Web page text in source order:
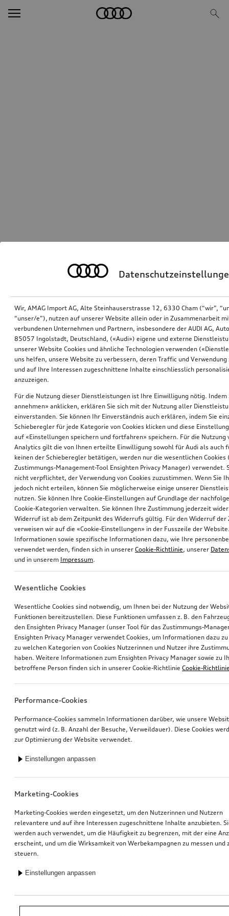
*Unverbindliche Preisempfehlung der Importeurin AMAG Import AG. Inkl.
gesetzlicher MwSt. Preise beim Audi Partner können abweichen; weitere
Wir, AMAG Import AG, Alte Steinhauserstrasse 12, 6330 Cham (“wir”,
“unser/e”), nutzen auf unserer Website allein oder in Zusammenarbeit
verbundenen Unternehmen und Partnern, insbesondere der AUDI AG,
85057 Ingolstadt, Deutschland, («Audi») eigene und externe
unserer Website Cookies und ähnliche Technologien verwenden
uns helfen, unsere Website zu verbessern, deren Traffic und Verwendung
und auf Ihre Interessen zugeschnittene Inhalte einschliesslich
anzuzeigen.
Für die Nutzung dieser Dienstleistungen ist Ihre Einwilligung nötig. Indem
annehmen» anklicken, erklären Sie sich mit der Nutzung aller
einverstanden. Sie können Ihr Einverständnis auch erklären, indem Sie
Schieberegler für jede Kategorie von Cookies klicken und diese
auf «Einstellungen speichern und fortfahren» speichern. Für die Nutzung
Analytics gilt die von Ihnen erteilte Einwilligung sowohl für Audi als auch
keinen der Schieberegler betätigen, werden nur die wesentlichen Cookies
Zustimmungs-Management-Tool Ensighten Privacy Manager) verwendet.
nicht verpflichtet, der Verwendung von Cookies zuzustimmen. Wenn Sie
jedoch nicht erteilen, können Sie möglicherweise einige unserer
nutzen. Sie können Ihre Cookie-Einstellungen auf Grundlage der
Cookie-Kategorien verwalten. Sie können Ihre Zustimmung jederzeit
Widerruf ist ab dem Zeitpunkt des Widerrufs gültig. Für den Widerruf der
verweisen wir auf die «Cookie-Einstellungen» in der Fusszeile der
Informationen sowie spezifische Informationen dazu, wie Ihre
verwendet werden, finden sich in unserer Cookie-Richtlinie, unserer
und in unserem Impressum.
Wesentliche Cookies
Wesentliche Cookies sind notwendig, um Ihnen bei der Nutzung der
Funktionen bereitzustellen. Diese Funktionen umfassen z. B. den
den Ensighten Privacy Manager (unser Tool für das Zustimmungs-
Ensighten Privacy Manager verwendet Cookies, um Informationen dazu
zu welchen Kategorien von Cookies Nutzerinnen und Nutzer ihre
haben. Weitere Informationen zum Ensighten Privacy Manager sowie zu
betroffene Person finden sich in unserer Cookie-Richtlinie Cookie-
Performance-Cookies
Performance-Cookies sammeln Informationen darüber, wie unsere
genutzt wird (z. B. Anzahl der Besuche, Verweildauer). Diese Cookies
zur Optimierung der Website verwendet.
Einstellungen anpassen
Marketing-Cookies
Marketing-Cookies werden eingesetzt, um den Nutzerinnen und Nutzern
relevantere und auf ihre Interessen zugeschnittene Inhalte anzubieten.
werden auch verwendet, um die Häufigkeit zu begrenzen, mit der eine
erscheint, und um die Wirksamkeit von Werbekampagnen zu messen und
steuern.
Einstellungen anpassen